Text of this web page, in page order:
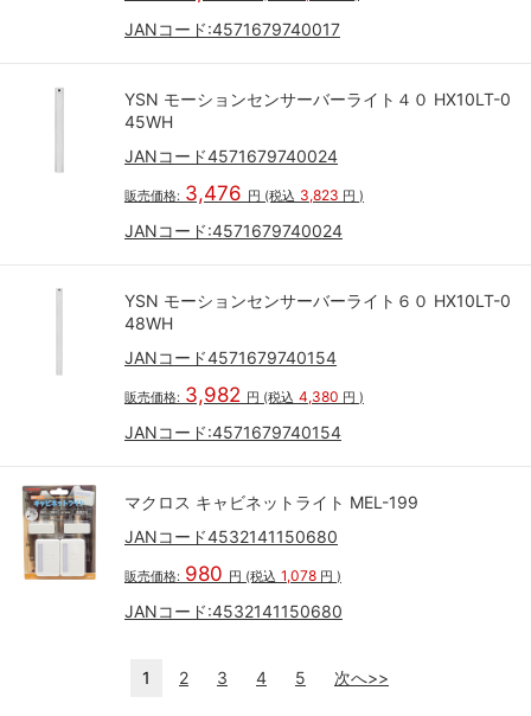
JANコード:4571679740017
YSN モーションセンサーバーライト４０ HX10LT-0
45WH
JANコード4571679740024
販売価格: 3,476 円 (税込 3,823 円 )
JANコード:4571679740024
YSN モーションセンサーバーライト６０ HX10LT-0
48WH
JANコード4571679740154
販売価格: 3,982 円 (税込 4,380 円 )
JANコード:4571679740154
マクロス キャビネットライト MEL-199
JANコード4532141150680
販売価格: 980 円 (税込 1,078 円 )
JANコード:4532141150680
1 2 3 4 5 次へ>>